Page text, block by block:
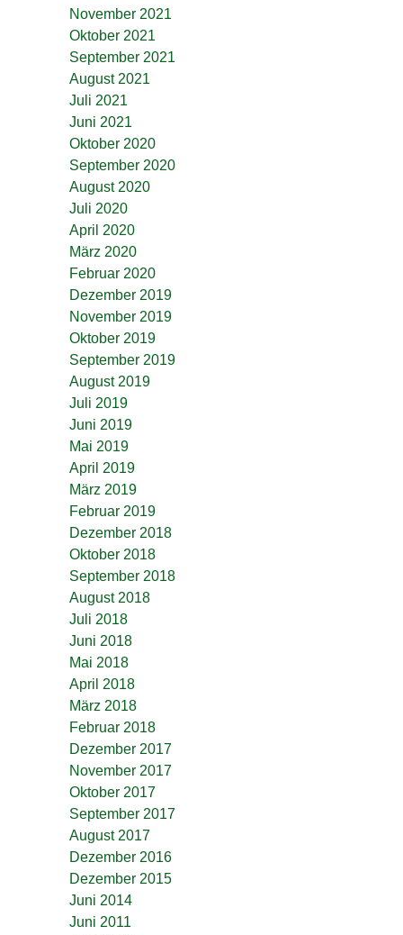
November 2021
Oktober 2021
September 2021
August 2021
Juli 2021
Juni 2021
Oktober 2020
September 2020
August 2020
Juli 2020
April 2020
März 2020
Februar 2020
Dezember 2019
November 2019
Oktober 2019
September 2019
August 2019
Juli 2019
Juni 2019
Mai 2019
April 2019
März 2019
Februar 2019
Dezember 2018
Oktober 2018
September 2018
August 2018
Juli 2018
Juni 2018
Mai 2018
April 2018
März 2018
Februar 2018
Dezember 2017
November 2017
Oktober 2017
September 2017
August 2017
Dezember 2016
Dezember 2015
Juni 2014
Juni 2011